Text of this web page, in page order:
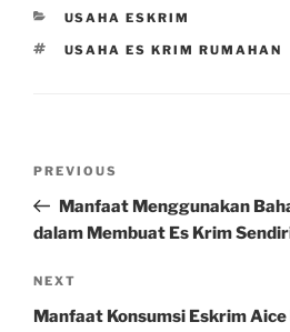
CATEGORIES
USAHA ESKRIM
TAGS
USAHA ES KRIM RUMAHAN
Previous
Post
PREVIOUS
Manfaat Menggunakan
dalam Membuat Es Krim
Next
Post
NEXT
Manfaat Konsumsi Eskrim